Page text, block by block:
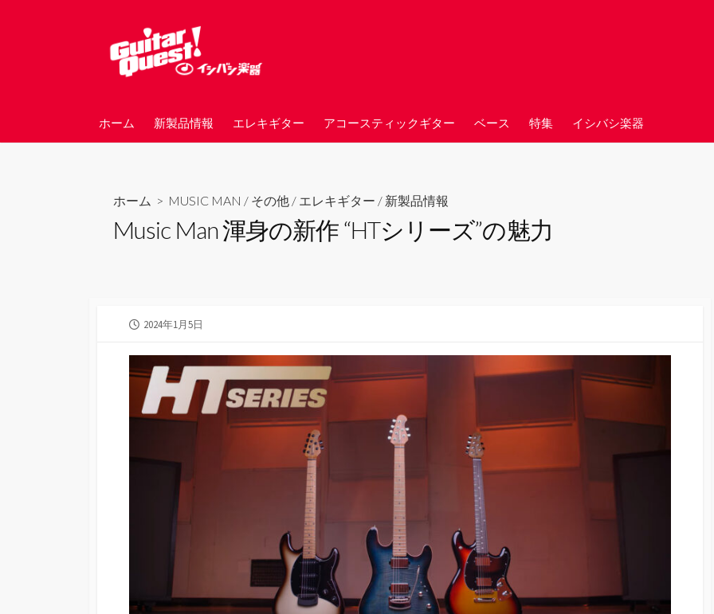
ホーム 新製品情報 エレキギター アコースティックギター ベース 特集 イシバシ楽器
ホーム > MUSIC MAN / その他 / エレキギター / 新製品情報
Music Man 渾身の新作 “HTシリーズ”の魅力
公
日
2024年1月5日